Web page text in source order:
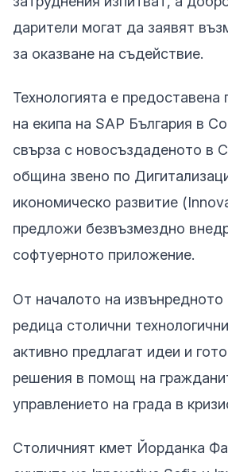
дарители могат да заявят
за оказване на съдействие.
Технологията е предоставена
на екипа на SAP България в
свърза с новосъздаденото в
община звено по
икономическо развитие
предложи безвъзмездно
софтуерното приложение.
От началото на
редица столични
активно предлагат идеи и
решения в помощ на
управлението на града в
Столичният кмет Йорданка